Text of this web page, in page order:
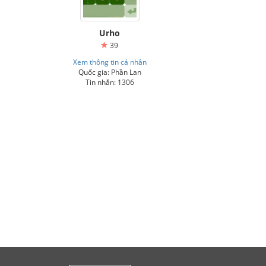
Urho
39
Xem thông tin cá nhân
Quốc gia: Phần Lan
Tin nhắn: 1306